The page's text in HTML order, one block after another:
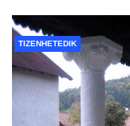
TIZENHETEDIK